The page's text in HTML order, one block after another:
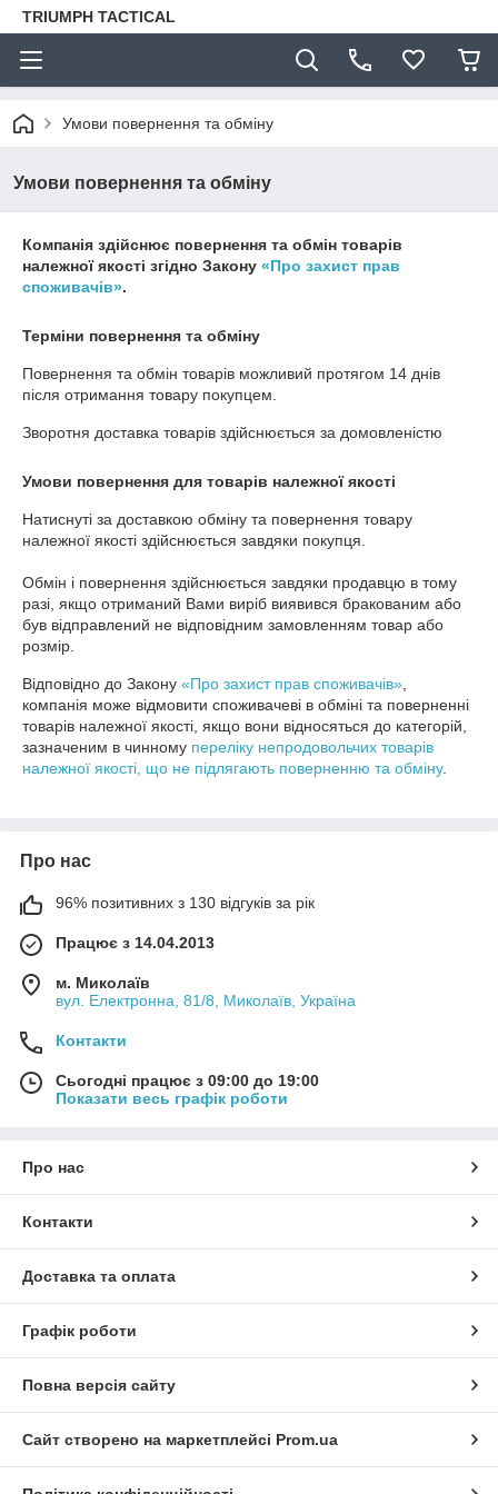
TRIUMPH TACTICAL
Умови повернення та обміну
Умови повернення та обміну
Компанія здійснює повернення та обмін товарів
належної якості згідно Закону «Про захист прав
споживачів».
Терміни повернення та обміну
Повернення та обмін товарів можливий протягом 14 днів
після отримання товару покупцем.
Зворотня доставка товарів здійснюється за домовленістю
Умови повернення для товарів належної якості
Натиснуті за доставкою обміну та повернення товару
належної якості здійснюється завдяки покупця.
Обмін і повернення здійснюється завдяки продавцю в тому
разі, якщо отриманий Вами виріб виявився бракованим або
був відправлений не відповідним замовленням товар або
розмір.
Відповідно до Закону «Про захист прав споживачів»
компанія може відмовити споживачеві в обміні та поверненні
товарів належної якості, якщо вони відносяться до категорій,
зазначеним в чинному переліку непродовольчих товарів
належної якості, що не підлягають поверненню та обміну.
Про нас
96% позитивних з 130 відгуків за рік
Працює з 14.04.2013
м. Миколаїв
вул. Електронна, 81/8, Миколаїв, Україна
Контакти
Сьогодні працює з 09:00 до 19:00
Показати весь графік роботи
Про нас
Контакти
Доставка та оплата
Графік роботи
Повна версія сайту
Сайт створено на маркетплейсі Prom.ua